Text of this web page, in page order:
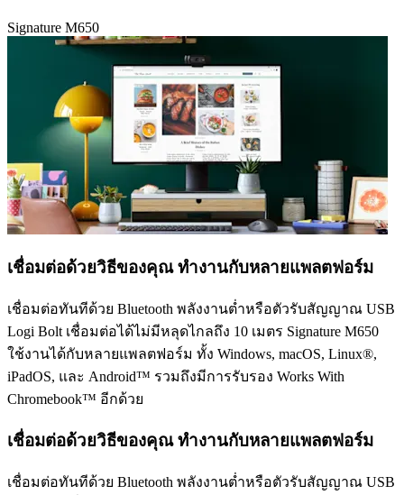
Signature M650
เชื่อมต่อด้วยวิธีของคุณ ทำงานกับหลายแพลตฟอร์ม
เชื่อมต่อทันทีด้วย Bluetooth พลังงานต่ำหรือตัวรับสัญญาณ USB
Logi Bolt เชื่อมต่อได้ไม่มีหลุดไกลถึง 10 เมตร Signature M650
ใช้งานได้กับหลายแพลตฟอร์ม ทั้ง Windows, macOS, Linux®,
iPadOS, และ Android™ รวมถึงมีการรับรอง Works With
Chromebook™ อีกด้วย
เชื่อมต่อด้วยวิธีของคุณ ทำงานกับหลายแพลตฟอร์ม
เชื่อมต่อทันทีด้วย Bluetooth พลังงานต่ำหรือตัวรับสัญญาณ USB